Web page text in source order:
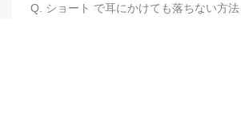
Q. ショート で耳にかけても落ちない方